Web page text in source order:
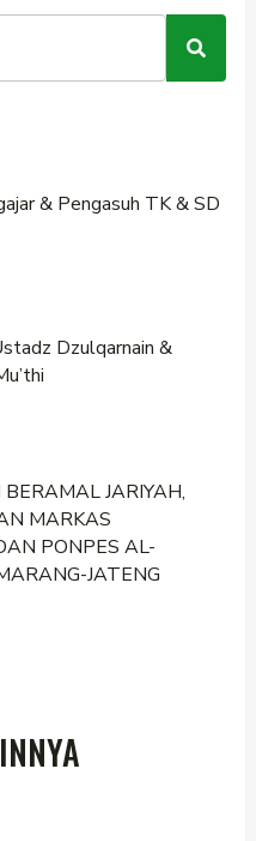
& Pengasuh TK & SD
Dzulqarnain &
JARIYAH,
MARKAS
PONPES AL-
JATENG